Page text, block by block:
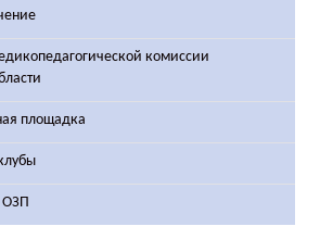
комиссии
площадка
ОЗП